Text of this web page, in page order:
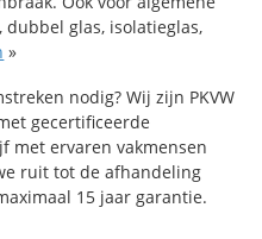
glas, isolatieglas,
»
nodig? Wij zijn PKVW
gecertificeerde
met ervaren vakmensen
ruit tot de afhandeling
15 jaar garantie.